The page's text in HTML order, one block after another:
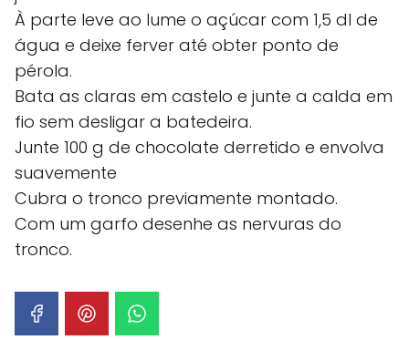
À parte leve ao lume o açúcar com 1,5 dl de
água e deixe ferver até obter ponto de
pérola.
Bata as claras em castelo e junte a calda em
fio sem desligar a batedeira.
Junte 100 g de chocolate derretido e envolva
suavemente
Cubra o tronco previamente montado.
Com um garfo desenhe as nervuras do
tronco.